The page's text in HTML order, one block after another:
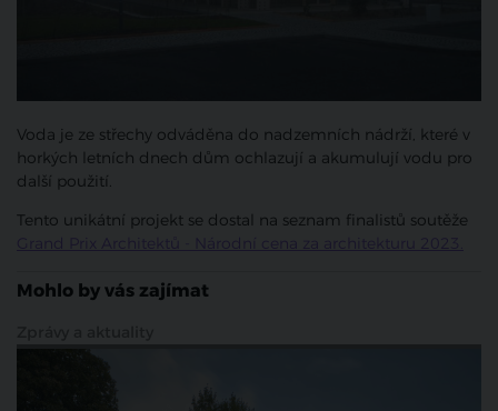
Voda je ze střechy odváděna do nadzemních nádrží, které v
horkých letních dnech dům ochlazují a akumulují vodu pro
další použití.
Tento unikátní projekt se dostal na seznam finalistů soutěže
Grand Prix Architektů - Národní cena za architekturu 2023.
Mohlo by vás zajímat